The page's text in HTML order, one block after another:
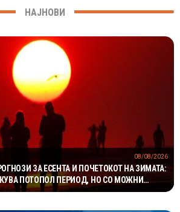
НАЈНОВИ
ЗА ЕСЕНТА И ПОЧЕТОКОТ НА ЗИМАТА:
ПОТОПОЛ ПЕРИОД, НО СО МОЖНИ
08/08/2026